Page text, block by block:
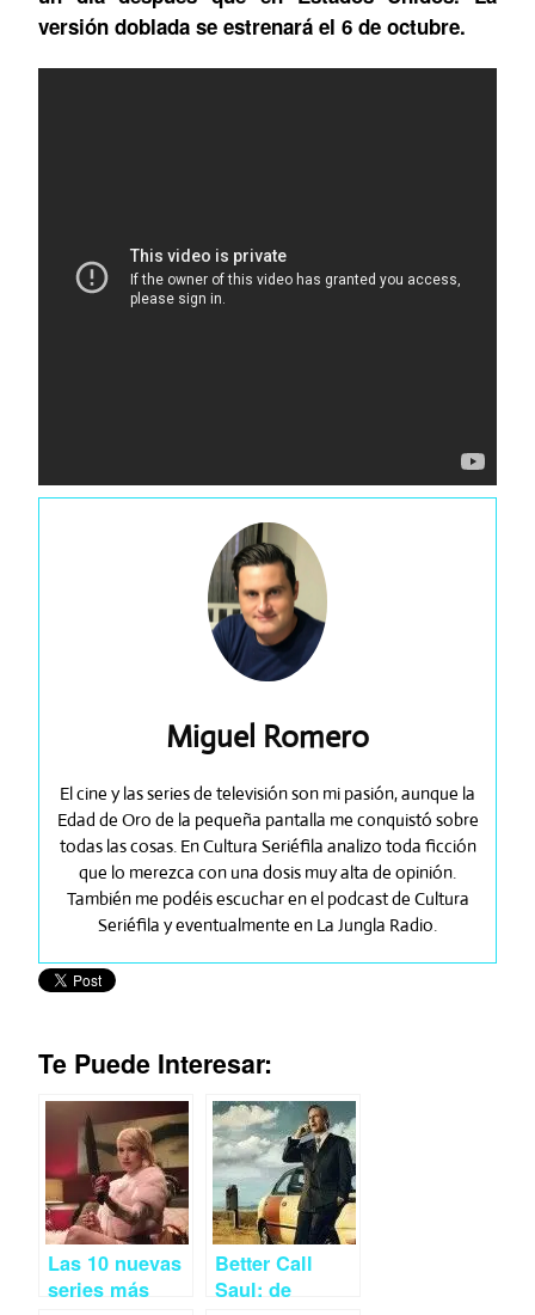
versión doblada se estrenará el 6 de octubre.
Miguel Romero
El cine y las series de televisión son mi pasión, aunque la
Edad de Oro de la pequeña pantalla me conquistó sobre
todas las cosas. En Cultura Seriéfila analizo toda ficción
que lo merezca con una dosis muy alta de opinión.
También me podéis escuchar en el podcast de Cultura
Seriéfila y eventualmente en La Jungla Radio.
Te Puede Interesar:
Las 10 nuevas
series más
Better Call
Saul: de